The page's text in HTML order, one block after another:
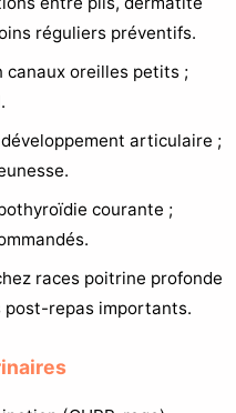
réguliers préventifs.
canaux oreilles petits ;
articulaire ;
courante ;
races poitrine profonde
repas importants.